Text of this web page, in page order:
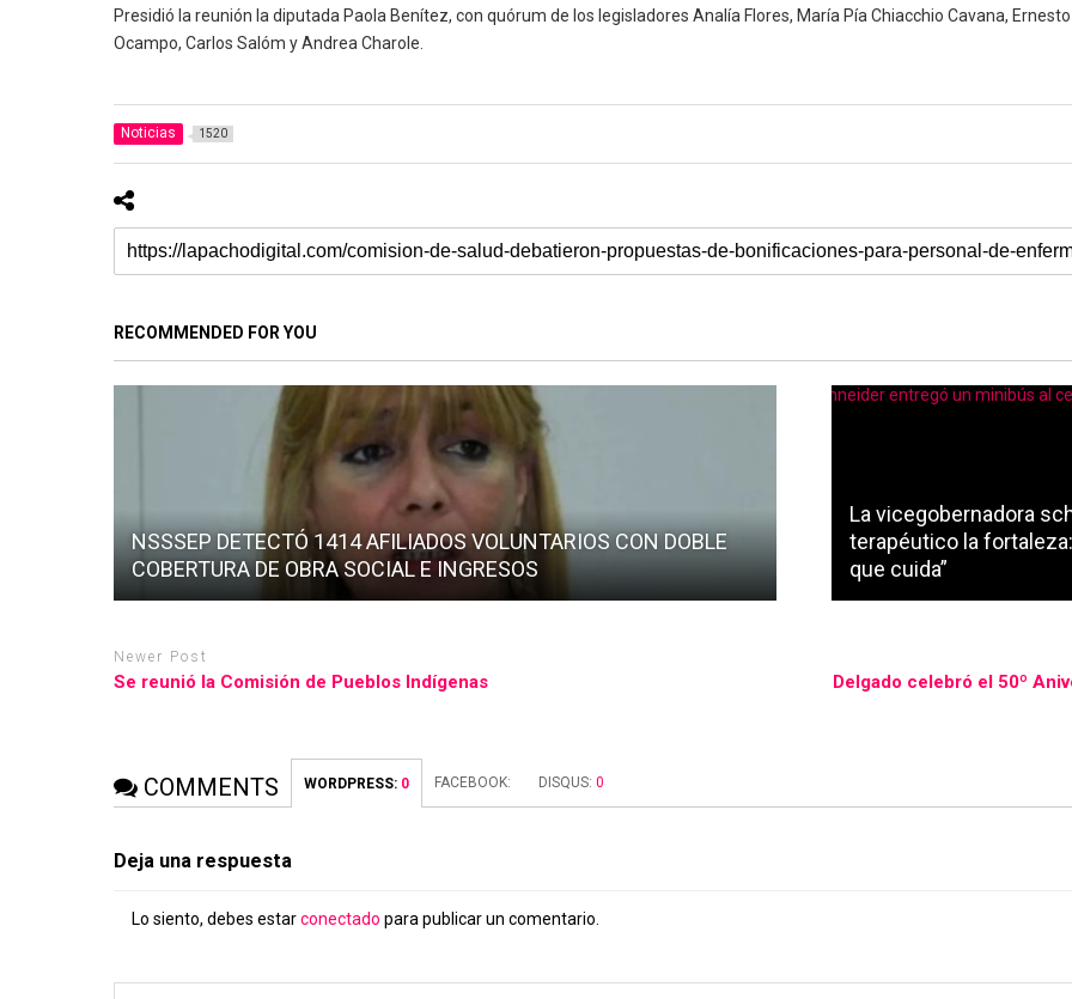
Presidió la reunión la diputada Paola Benítez, con quórum de los legisladores Analía Flores, María Pía Chiacchio Cavana,
Ocampo, Carlos Salóm y Andrea Charole.
Noticias 1520
RECOMMENDED FOR YOU
NSSSEP DETECTÓ 1414 AFILIADOS VOLUNTARIOS CON DOBLE
COBERTURA DE OBRA SOCIAL E INGRESOS
La vicegobernadora
terapéutico la
que cuida”
Newer Post
Se reunió la Comisión de Pueblos Indígenas
Delgado celebró el 50º
COMMENTS WORDPRESS: 0 FACEBOOK: DISQUS:0
Deja una respuesta
Lo siento, debes estarconectado para publicar un comentario.